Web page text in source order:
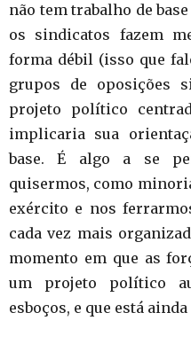
não tem trabalho de
os sindicatos fazem
forma débil (isso que
grupos de oposições
projeto político
implicaria sua
base. É algo a se
quisermos, como
exército e nos
cada vez mais
momento em que as
um projeto político
esboços, e que está